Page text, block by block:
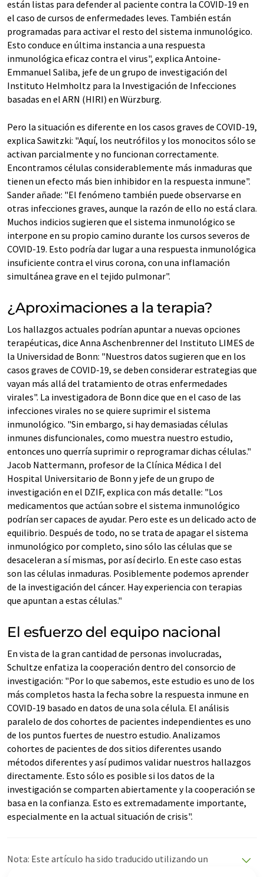
están listas para defender al paciente contra la COVID-19 en
el caso de cursos de enfermedades leves. También están
programadas para activar el resto del sistema inmunológico.
Esto conduce en última instancia a una respuesta
inmunológica eficaz contra el virus", explica Antoine-
Emmanuel Saliba, jefe de un grupo de investigación del
Instituto Helmholtz para la Investigación de Infecciones
basadas en el ARN (HIRI) en Würzburg.
Pero la situación es diferente en los casos graves de COVID-19,
explica Sawitzki: "Aquí, los neutrófilos y los monocitos sólo se
activan parcialmente y no funcionan correctamente.
Encontramos células considerablemente más inmaduras que
tienen un efecto más bien inhibidor en la respuesta inmune".
Sander añade: "El fenómeno también puede observarse en
otras infecciones graves, aunque la razón de ello no está clara.
Muchos indicios sugieren que el sistema inmunológico se
interpone en su propio camino durante los cursos severos de
COVID-19. Esto podría dar lugar a una respuesta inmunológica
insuficiente contra el virus corona, con una inflamación
simultánea grave en el tejido pulmonar".
¿Aproximaciones a la terapia?
Los hallazgos actuales podrían apuntar a nuevas opciones
terapéuticas, dice Anna Aschenbrenner del Instituto LIMES de
la Universidad de Bonn: "Nuestros datos sugieren que en los
casos graves de COVID-19, se deben considerar estrategias que
vayan más allá del tratamiento de otras enfermedades
virales". La investigadora de Bonn dice que en el caso de las
infecciones virales no se quiere suprimir el sistema
inmunológico. "Sin embargo, si hay demasiadas células
inmunes disfuncionales, como muestra nuestro estudio,
entonces uno querría suprimir o reprogramar dichas células."
Jacob Nattermann, profesor de la Clínica Médica I del
Hospital Universitario de Bonn y jefe de un grupo de
investigación en el DZIF, explica con más detalle: "Los
medicamentos que actúan sobre el sistema inmunológico
podrían ser capaces de ayudar. Pero este es un delicado acto de
equilibrio. Después de todo, no se trata de apagar el sistema
inmunológico por completo, sino sólo las células que se
desaceleran a sí mismas, por así decirlo. En este caso estas
son las células inmaduras. Posiblemente podemos aprender
de la investigación del cáncer. Hay experiencia con terapias
que apuntan a estas células."
El esfuerzo del equipo nacional
En vista de la gran cantidad de personas involucradas,
Schultze enfatiza la cooperación dentro del consorcio de
investigación: "Por lo que sabemos, este estudio es uno de los
más completos hasta la fecha sobre la respuesta inmune en
COVID-19 basado en datos de una sola célula. El análisis
paralelo de dos cohortes de pacientes independientes es uno
de los puntos fuertes de nuestro estudio. Analizamos
cohortes de pacientes de dos sitios diferentes usando
métodos diferentes y así pudimos validar nuestros hallazgos
directamente. Esto sólo es posible si los datos de la
investigación se comparten abiertamente y la cooperación se
basa en la confianza. Esto es extremadamente importante,
especialmente en la actual situación de crisis".
Nota: Este artículo ha sido traducido utilizando un